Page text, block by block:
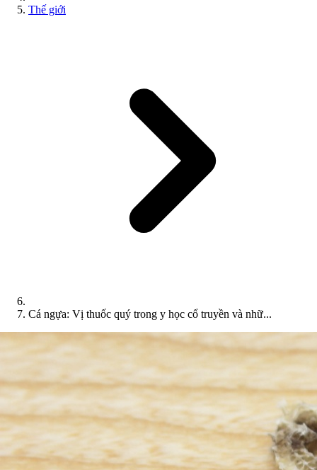
Thế giới
Cá ngựa: Vị thuốc quý trong y học cổ truyền và nhữ...